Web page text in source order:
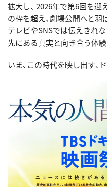
拡大し、 2026年で第6回を
の枠を超え、劇場公開へと羽
テレビやSNSでは伝えきれな
先にある真実と向き合う体験
いま、この時代を映し出す、